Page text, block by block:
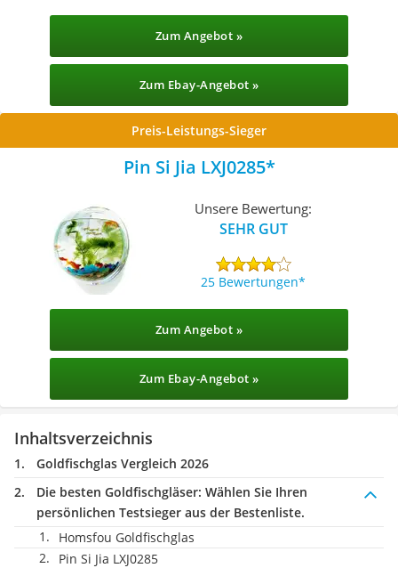
Zum Angebot »
Zum Ebay-Angebot »
Preis-Leistungs-Sieger
Pin Si Jia LXJ0285
Unsere Bewertung:
SEHR GUT
25 Bewertungen
Zum Angebot »
Zum Ebay-Angebot »
Inhaltsverzeichnis
Goldfischglas Vergleich 2026
Die besten Goldfischgläser: Wählen Sie Ihren
persönlichen Testsieger aus der Bestenliste.
Homsfou Goldfischglas
Pin Si Jia LXJ0285